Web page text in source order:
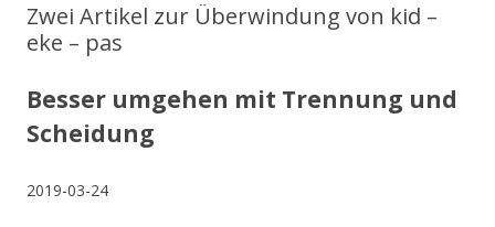
Zwei Artikel zur Überwindung von kid –
eke – pas
Besser umgehen mit Trennung und
Scheidung
2019-03-24